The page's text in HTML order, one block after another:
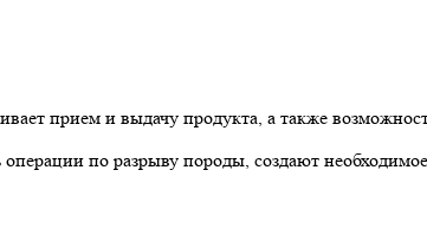
прием и выдачу продукта, а также
по разрыву породы, создают